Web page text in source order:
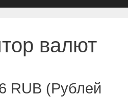
валют
RUB (Рублей